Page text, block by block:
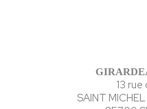
13 rue
SAINT